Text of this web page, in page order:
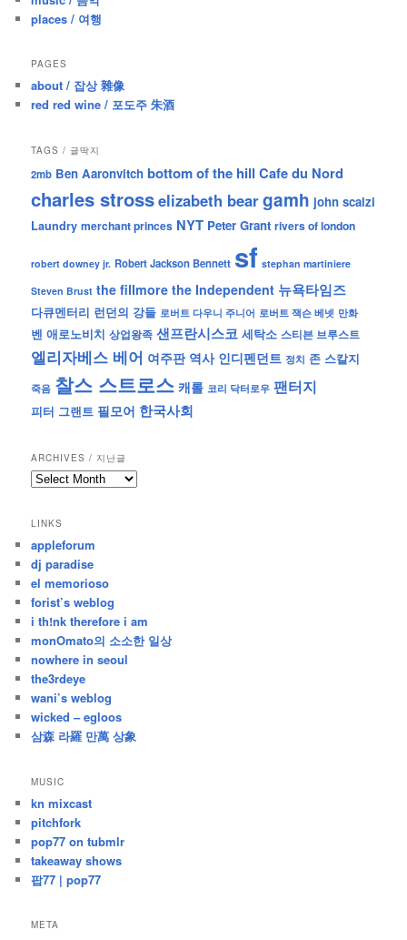
places / 여행
PAGES
about / 잡상 雜像
red red wine / 포도주 朱酒
TAGS / 글딱지
2mb Ben Aaronvitch bottom of the hill Cafe du Nord
charles strosselizabeth beargamh john scalzi
Laundry merchant princes NYT Peter Grant rivers of london
robert downey jr. Robert Jackson Bennett sf stephan martiniere
Steven Brust the fillmore the Independent 뉴욕타임즈
다큐멘터리 런던의 강들 로버트 다우니 주니어 로버트 잭슨 베넷 만화
벤 애로노비치 상업왕족 샌프란시스코 세탁소 스티븐 브루스트
엘리자베스 베어 여주판 역사 인디펜던트 정치 존 스칼지
죽음 찰스 스트로스 캐롤 코리 닥터로우 팬터지
피터 그랜트 필모어 한국사회
ARCHIVES / 지난글
archives
난
글
LINKS
appleforum
dj paradise
el memorioso
forist’s weblog
i th!nk therefore i am
monOmato의 소소한 일상
nowhere in seoul
the3rdeye
wani’s weblog
wicked – egloos
삼森 라羅 만萬 상象
MUSIC
kn mixcast
pitchfork
pop77 on tubmlr
takeaway shows
팝77 | pop77
META